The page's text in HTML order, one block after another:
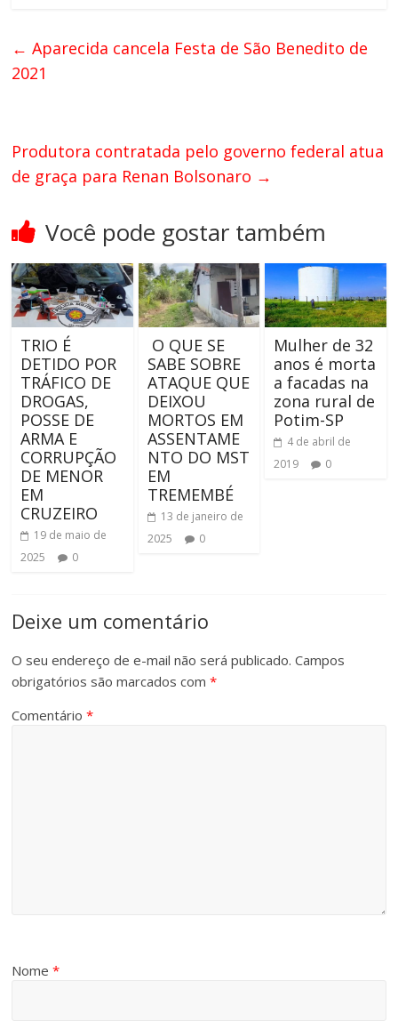
← Aparecida cancela Festa de São Benedito de
2021
Produtora contratada pelo governo federal atua
de graça para Renan Bolsonaro →
Você pode gostar também
TRIO É
DETIDO POR
TRÁFICO DE
DROGAS,
POSSE DE
ARMA E
CORRUPÇÃO
DE MENOR
EM
CRUZEIRO
19 de maio de
2025
0
O QUE SE
SABE SOBRE
ATAQUE QUE
DEIXOU
MORTOS EM
ASSENTAME
NTO DO MST
EM
TREMEMBÉ
13 de janeiro de
2025
0
Mulher de 32
anos é morta
a facadas na
zona rural de
Potim-SP
4 de abril de
2019
0
Deixe um comentário
O seu endereço de e-mail não será publicado. Campos
obrigatórios são marcados com*
Comentário*
Nome*